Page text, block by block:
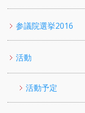
参議院選挙2016
活動
活動予定